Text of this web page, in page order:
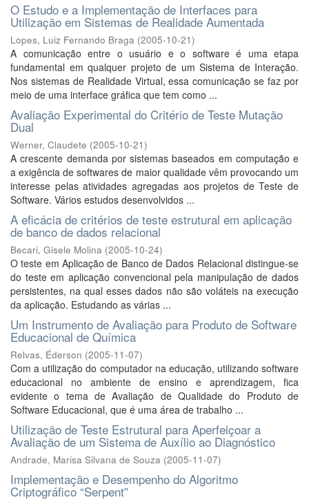
O Estudo e a Implementação de Interfaces para
Utilização em Sistemas de Realidade Aumentada
Lopes, Luiz Fernando Braga (2005-10-21)
A comunicação entre o usuário e o software é uma etapa
fundamental em qualquer projeto de um Sistema de Interação.
Nos sistemas de Realidade Virtual, essa comunicação se faz por
meio de uma interface gráfica que tem como ...
Avaliação Experimental do Critério de Teste Mutação
Dual
Werner, Claudete (2005-10-21)
A crescente demanda por sistemas baseados em computação e
a exigência de softwares de maior qualidade vêm provocando um
interesse pelas atividades agregadas aos projetos de Teste de
Software. Vários estudos desenvolvidos ...
A eficácia de critérios de teste estrutural em aplicação
de banco de dados relacional
Becari, Gisele Molina (2005-10-24)
O teste em Aplicação de Banco de Dados Relacional distingue-se
do teste em aplicação convencional pela manipulação de dados
persistentes, na qual esses dados não são voláteis na execução
da aplicação. Estudando as várias ...
Um Instrumento de Avaliação para Produto de Software
Educacional de Química
Relvas, Éderson (2005-11-07)
Com a utilização do computador na educação, utilizando software
educacional no ambiente de ensino e aprendizagem, fica
evidente o tema de Avaliação de Qualidade do Produto de
Software Educacional, que é uma área de trabalho ...
Utilização de Teste Estrutural para Aperfeiçoar a
Avaliação de um Sistema de Auxílio ao Diagnóstico
Andrade, Marisa Silvana de Souza (2005-11-07)
Implementação e Desempenho do Algoritmo
Criptográfico “Serpent”